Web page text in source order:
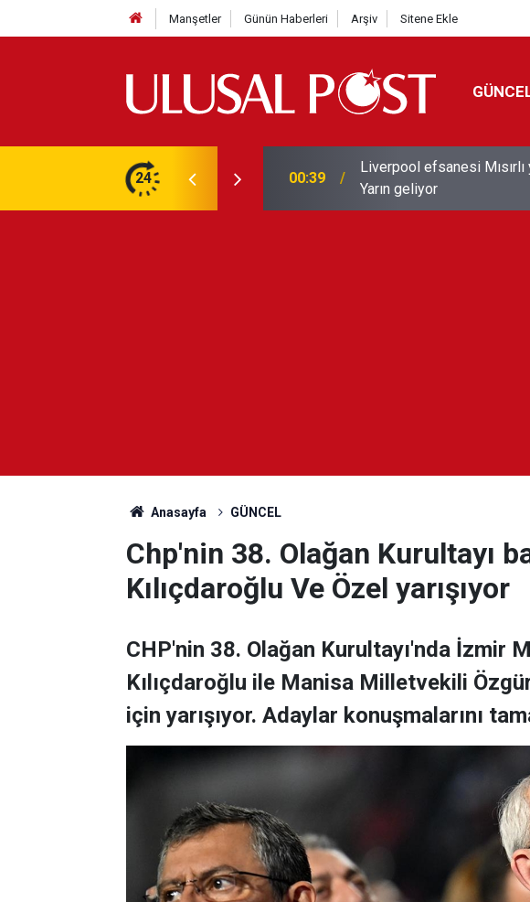
Manşetler Günün Haberleri Arşiv Sitene Ekle
24 00:39
Liverpool efsanesi
Yarın geliyor
Anasayfa GÜNCEL
Chp'nin 38. Olağan Kurultayı
Kılıçdaroğlu Ve Özel yarışıyor
CHP'nin 38. Olağan Kurultayı'nda İzmir
Kılıçdaroğlu ile Manisa Milletvekili
için yarışıyor. Adaylar konuşmalarını